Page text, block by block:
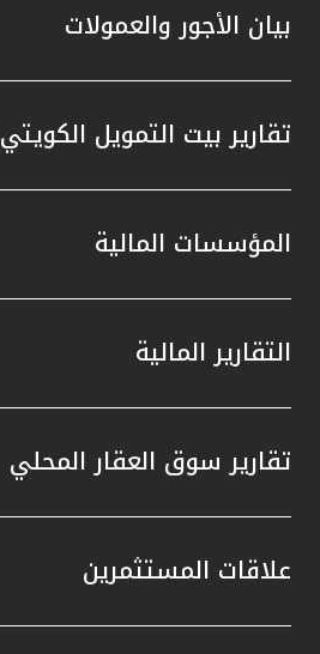
بيان الأجور والعمولات
تقارير بيت التمويل الكويتي
المؤسسات المالية
التقارير المالية
تقارير سوق العقار المحلي
علاقات المستثمرين